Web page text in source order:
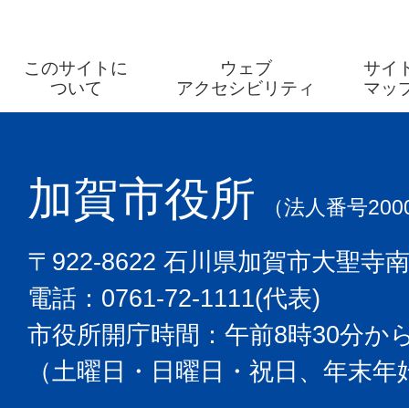
このサイトに
ついて
ウェブ
アクセシビリティ
サイ
マッ
加賀市役所 （法人番号
〒922-8622 石川県加賀市大聖寺
電話：0761-72-1111(代表)
市役所開庁時間：午前8時30分か
（土曜日・日曜日・祝日、年末